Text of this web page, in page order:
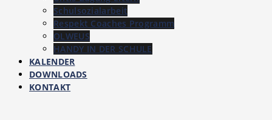
Schulsozialarbeit
Respekt Coaches Programm
OLWEUS
HANDY IN DER SCHULE
KALENDER
DOWNLOADS
KONTAKT